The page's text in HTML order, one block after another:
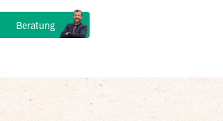
Beratung